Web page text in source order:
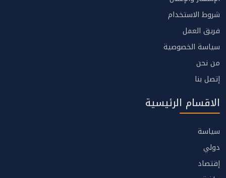
شروط الاستخدام
فريق العمل
سياسة الخصوصية
من نحن
إتصل بنا
الاقسام الرئيسية
سياسة
دولي
إقتصاد